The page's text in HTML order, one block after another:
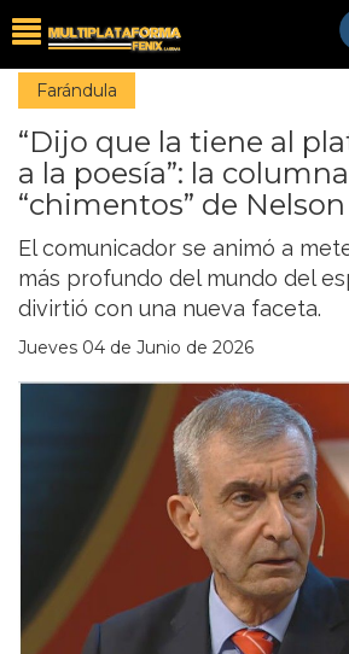
Farándula
“Dijo que la tiene al
a la poesía”: la
“chimentos” de
El comunicador se animó a
más profundo del mundo del
divirtió con una nueva faceta.
Jueves 04 de Junio de 2026